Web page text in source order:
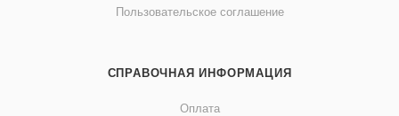
Пользовательское соглашение
СПРАВОЧНАЯ ИНФОРМАЦИЯ
Оплата